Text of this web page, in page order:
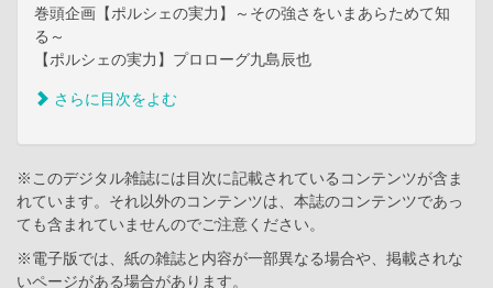
巻頭企画【ポルシェの実力】～その強さをいまあらためて知
る～
【ポルシェの実力】プロローグ九島辰也
さらに目次をよむ
※このデジタル雑誌には目次に記載されているコンテンツが含ま
れています。それ以外のコンテンツは、本誌のコンテンツであっ
ても含まれていませんのでご注意ください。
※電子版では、紙の雑誌と内容が一部異なる場合や、掲載されな
いページがある場合があります。